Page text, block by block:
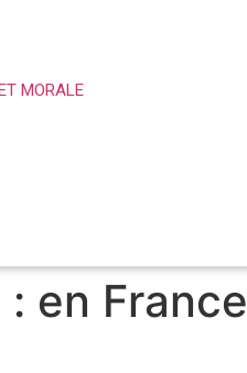
MORALE
en France